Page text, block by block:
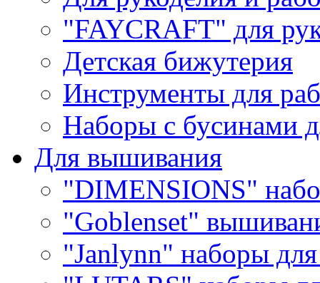
"FAYCRAFT" для
Детская бижутерия
Инструменты для
Наборы с бусинами
Для вышивания
"DIMENSIONS"
"Goblenset"
"Janlynn" наборы